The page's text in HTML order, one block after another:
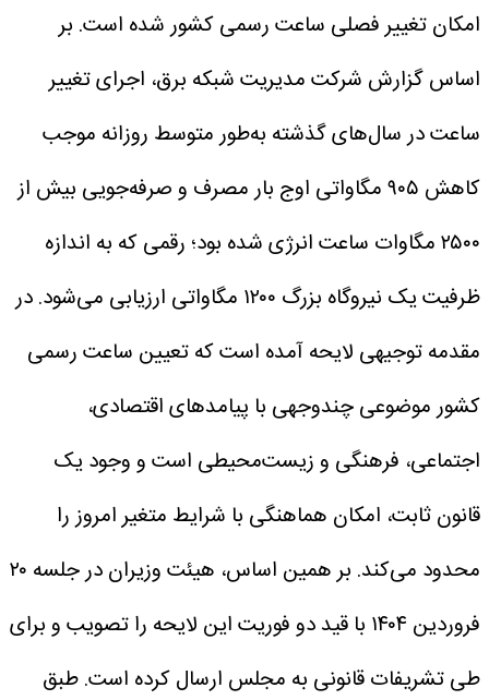
امکان تغییر فصلی ساعت رسمی کشور شده است. بر
اساس گزارش شرکت مدیریت شبکه برق، اجرای تغییر
ساعت در سال‌های گذشته به‌طور متوسط روزانه موجب
کاهش ۹۰۵ مگاواتی اوج بار مصرف و صرفه‌جویی بیش از
۲۵۰۰ مگاوات ساعت انرژی شده بود؛ رقمی که به اندازه
ظرفیت یک نیروگاه بزرگ ۱۲۰۰ مگاواتی ارزیابی می‌شود.
در
مقدمه توجیهی لایحه آمده است که تعیین ساعت رسمی
کشور موضوعی چندوجهی با پیامدهای اقتصادی،
اجتماعی، فرهنگی و زیست‌محیطی است و وجود یک
قانون ثابت، امکان هماهنگی با شرایط متغیر امروز را
محدود می‌کند. بر همین اساس، هیئت وزیران در جلسه ۲۰
فروردین ۱۴۰۴ با قید دو فوریت این لایحه را تصویب و برای
طی تشریفات قانونی به مجلس ارسال کرده است.طبق